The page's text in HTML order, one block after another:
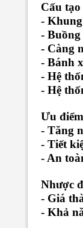
Cấu
-
-
- Càng
- Bánh
- Hệ
- Hệ
Ưu
- Tăng
- Tiết
- An
Nhược
- Giá
- Khả